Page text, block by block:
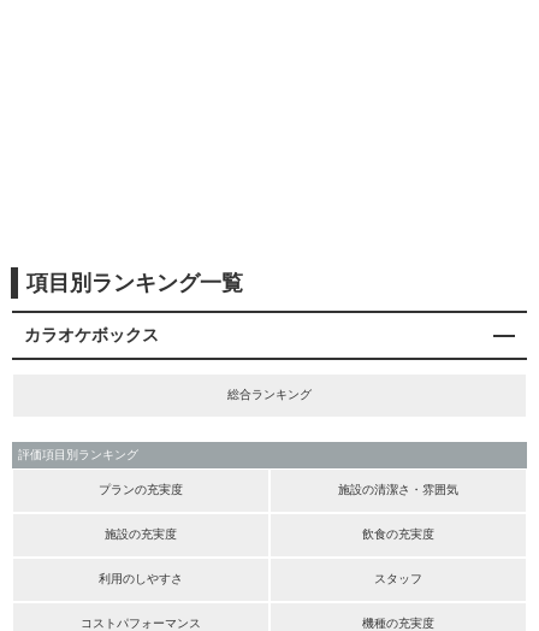
項目別ランキング一覧
カラオケボックス
総合ランキング
評価項目別ランキング
プランの充実度 施設の清潔さ・雰囲気
施設の充実度 飲食の充実度
利用のしやすさ スタッフ
コストパフォーマンス 機種の充実度